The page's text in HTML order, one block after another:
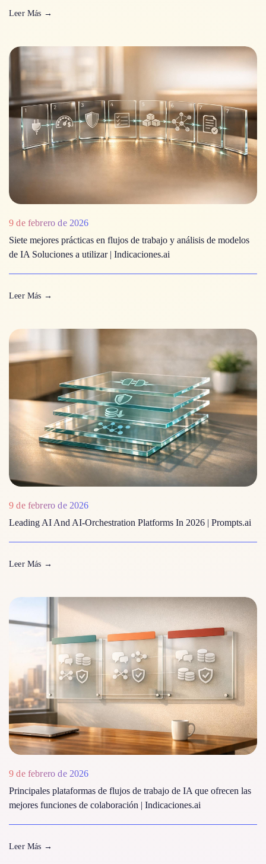
Leer Más →
9 de febrero de 2026
Siete mejores prácticas en flujos de trabajo y análisis de modelos
de IA Soluciones a utilizar | Indicaciones.ai
Leer Más →
9 de febrero de 2026
Leading AI And AI‑Orchestration Platforms In 2026 | Prompts.ai
Leer Más →
9 de febrero de 2026
Principales plataformas de flujos de trabajo de IA que ofrecen las
mejores funciones de colaboración | Indicaciones.ai
Leer Más →